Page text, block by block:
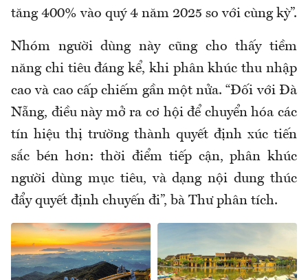
tăng 400% vào quý 4 năm 2025 so với cùng kỳ”.
Nhóm người dùng này cũng cho thấy tiềm
năng chi tiêu đáng kể, khi phân khúc thu nhập
cao và cao cấp chiếm gần một nửa. “Đối với Đà
Nẵng, điều này mở ra cơ hội để chuyển hóa các
tín hiệu thị trường thành quyết định xúc tiến
sắc bén hơn: thời điểm tiếp cận, phân khúc
người dùng mục tiêu, và dạng nội dung thúc
đẩy quyết định chuyến đi”, bà Thư phân tích.